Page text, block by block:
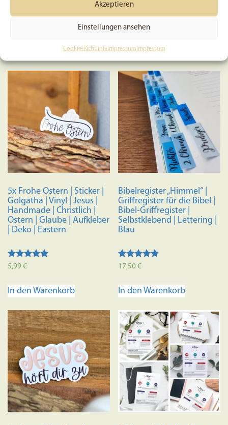
Akzeptieren
Einstellungen ansehen
Cookie-RichtlinieImpressum Impressum
7,49€ 1,50€
Preis:2,00€(Du sparst 25%)
In den Warenkorb
5x Frohe Ostern | Sticker |
Golgatha | Vinyl | Jesus |
Handmade | Christlich |
Ostern | Glaube | Aufkleber
| Deko | Eastern
Bewertet mit
5.00
5,99€
In den Warenkorb
Bibelregister „Himmel“ |
Griffregister für die Bibel |
Bibel-Griffregister |
Selbstklebend | Lettering |
Blau
Bewertet
mit
von 5
17,50€
In den Warenkorb